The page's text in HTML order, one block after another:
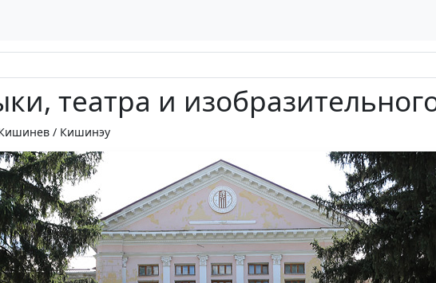
театра и
/ Кишинэу